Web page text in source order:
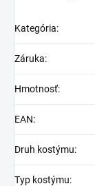
Kategória:
Záruka:
Hmotnosť:
EAN:
Druh kostýmu:
Typ kostýmu: